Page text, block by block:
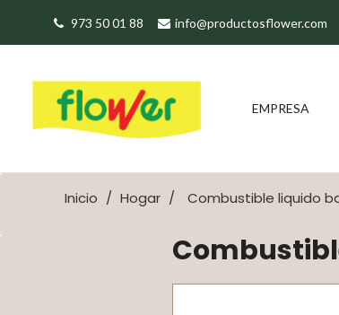
973 50 01 88 info@productosflower.com
EMPRESA
Inicio Hogar Combustible liquido